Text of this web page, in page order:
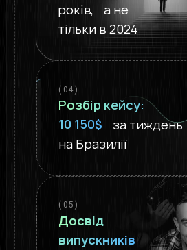
років, а не
тільки в 2024
( 04 )
Розбір кейсу:
10 150$ за тиждень
на Бразилії
( 05 )
Досвід
випускників